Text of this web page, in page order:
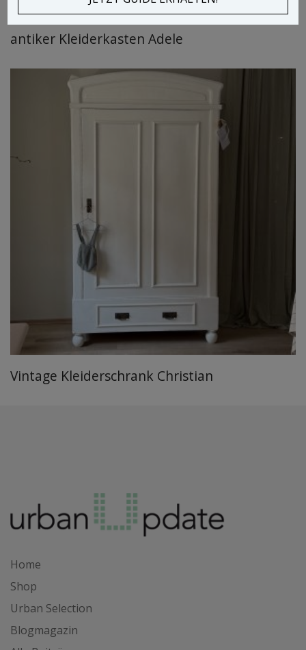
antiker Kleiderkasten Adele
Vintage Kleiderschrank Christian
Home
Shop
Urban Selection
Blogmagazin